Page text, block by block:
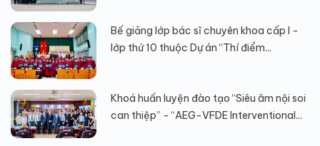
Bế giảng lớp bác sĩ chuyên khoa cấp I -
lớp thứ 10 thuộc Dự án “Thí điểm...
Khoá huấn luyện đào tạo “Siêu âm nội soi
can thiệp” - “AEG-VFDE Interventional...